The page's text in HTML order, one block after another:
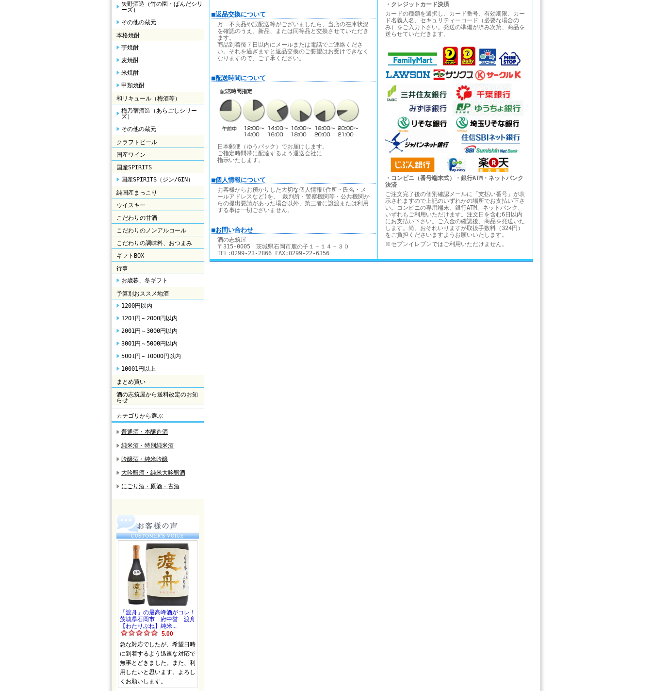
矢野酒造（竹の園・ぱんだシリ
ーズ）
その他の蔵元
本格焼酎
芋焼酎
麦焼酎
米焼酎
甲類焼酎
和リキュール（梅酒等）
梅乃宿酒造（あらごしシリー
ズ）
その他の蔵元
クラフトビール
国産ワイン
国産SPIRITS
国産SPIRITS（ジン/GIN）
純国産まっこり
ウイスキー
こだわりの甘酒
こだわりのノンアルコール
こだわりの調味料、おつまみ
ギフトBOX
行事
お歳暮、冬ギフト
予算別おススメ地酒
1200円以内
1201円～2000円以内
2001円～3000円以内
3001円～5000円以内
5001円～10000円以内
10001円以上
まとめ買い
酒の志筑屋から送料改定のお知
らせ
カテゴリから選ぶ
普通酒・本醸造酒
純米酒・特別純米酒
吟醸酒・純米吟醸
大吟醸酒・純米大吟醸酒
にごり酒・原酒・古酒
■返品交換について
万一不良品や誤配送等がございましたら、当店の在庫状況
を確認のうえ、新品、または同等品と交換させていただき
ます。
商品到着後７日以内にメールまたは電話でご連絡くださ
い。それを過ぎますと返品交換のご要望はお受けできなく
なりますので、ご了承ください。
■配送時間について
日本郵便（ゆうパック）でお届けします。
ご指定時間帯に配達するよう運送会社に
指示いたします。
■個人情報について
お客様からお預かりした大切な個人情報(住所・氏名・メ
ールアドレスなど)を、 裁判所・警察機関等・公共機関か
らの提出要請があった場合以外、第三者に譲渡または利用
する事は一切ございません。
■お問い合わせ
酒の志筑屋
〒315-0005 茨城県石岡市鹿の子１－１４－３０
TEL:0299-23-2866 FAX:0299-22-6356
・クレジットカード決済
カードの種類を選択し、カード番号、有効期限、カー
ド名義人名、セキュリティーコード（必要な場合の
み）をご入力下さい。発送の準備が済み次第、商品を
送らせていただきます。
・コンビニ（番号端末式）・銀行ATM・ネットバンク
決済
ご注文完了後の個別確認メールに「支払い番号」が表
示されますので上記のいずれかの場所でお支払い下さ
い。コンビニの専用端末、銀行ATM、ネットバンク、
いずれもご利用いただけます。注文日を含む6日以内
にお支払い下さい。ご入金の確認後、商品を発送いた
します。尚、おそれいりますが取扱手数料（324円）
をご負担くださいますようお願いいたします。
※セブンイレブンではご利用いただけません。